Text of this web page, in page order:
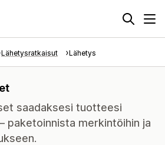
Lähetysratkaisut Lähetys
saadaksesi tuotteesi
paketoinnista merkintöihin ja